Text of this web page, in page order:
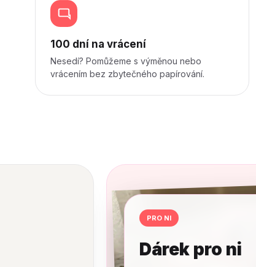
100 dní na vrácení
Nesedí? Pomůžeme s výměnou nebo
vrácením bez zbytečného papírování.
PRO NI
Dárek pro ni